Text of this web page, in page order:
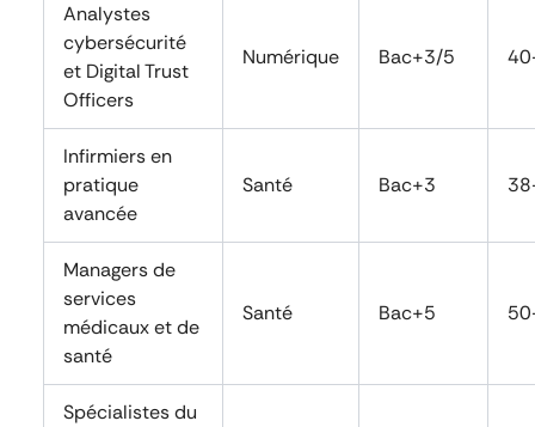
Analystes
cybersécurité
et Digital Trust
Officers
Numérique Bac+3/5
Infirmiers en
pratique
avancée
Santé Bac+3
Managers de
services
médicaux et de
santé
Santé Bac+5
Spécialistes du